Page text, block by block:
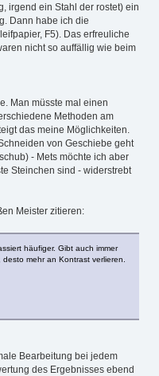
irgend ein Stahl der rostet) ein
Dann habe ich die
F5). Das erfreuliche
nicht so auffällig wie beim
Man müsste mal einen
Methoden am
das meine Möglichkeiten.
von Geschiebe geht
- Mets möchte ich aber
Steinchen sind - widerstrebt
Meister zitieren:
häufiger. Gibt auch immer
mehr an Kontrast verlieren.
Bearbeitung bei jedem
des Ergebnisses ebend